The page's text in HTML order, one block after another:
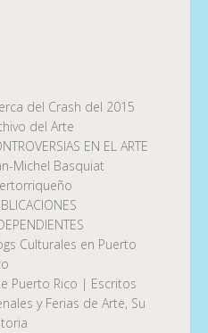
del Crash del 2015
del Arte
EN EL ARTE
Michel Basquiat
Culturales en Puerto
Puerto Rico | Escritos
y Ferias de Arte, Su